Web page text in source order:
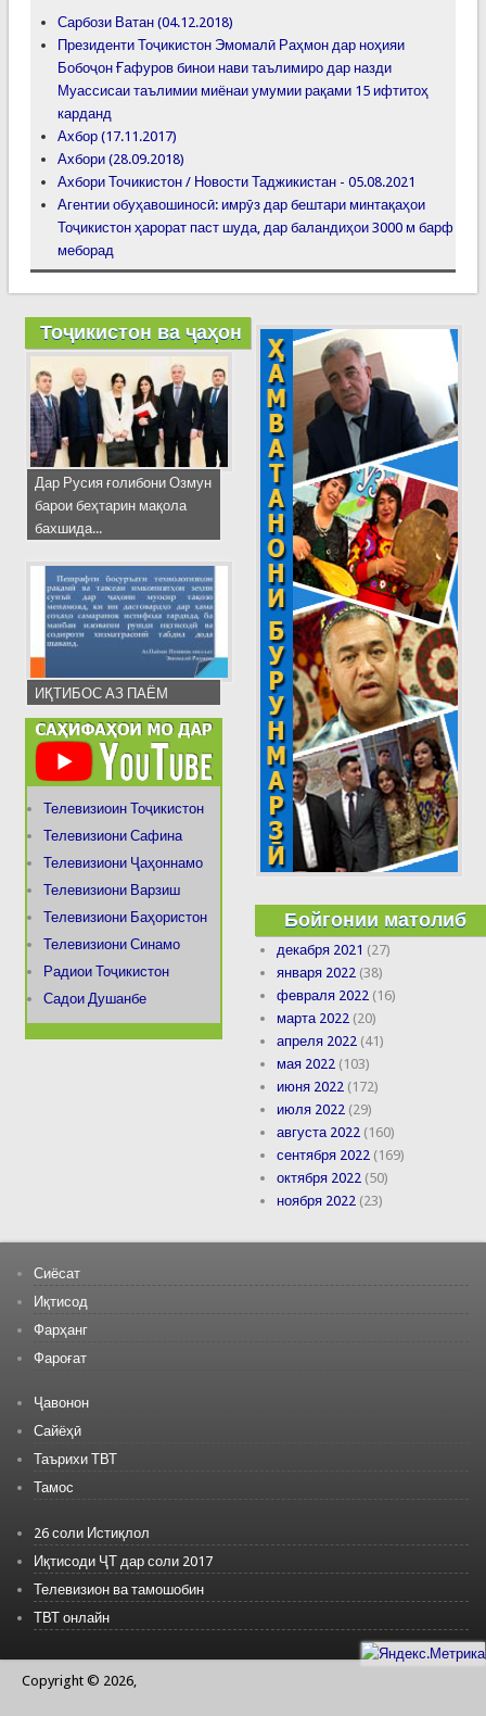
Сарбози Ватан (04.12.2018)
Президенти Тоҷикистон Эмомалӣ Раҳмон дар ноҳияи
Бобоҷон Ғафуров бинои нави таълимиро дар назди
Муассисаи таълимии миёнаи умумии рақами 15 ифтитоҳ
карданд
Ахбор (17.11.2017)
Ахбори (28.09.2018)
Ахбори Точикистон / Новости Таджикистан - 05.08.2021
Агентии обуҳавошиносӣ: имрӯз дар бештари минтақаҳои
Тоҷикистон ҳарорат паст шуда, дар баландиҳои 3000 м барф
меборад
Тоҷикистон ва ҷаҳон
Дар Русия ғолибони Озмун
барои беҳтарин мақола
бахшида...
ИҚТИБОС АЗ ПАЁМ
Телевизиоин Тоҷикистон
Телевизиони Сафина
Телевизиони Ҷаҳоннамо
Телевизиони Варзиш
Телевизиони Баҳористон
Телевизиони Синамо
Радиои Тоҷикистон
Садои Душанбе
Бойгонии матолиб
декабря 2021 (27)
января 2022 (38)
февраля 2022 (16)
марта 2022 (20)
апреля 2022 (41)
мая 2022 (103)
июня 2022 (172)
июля 2022 (29)
августа 2022 (160)
сентября 2022 (169)
октября 2022 (50)
ноября 2022 (23)
Сиёсат
Иқтисод
Фарҳанг
Фароғат
Ҷавонон
Сайёҳӣ
Таърихи ТВТ
Тамос
26 соли Истиқлол
Иқтисоди ҶТ дар соли 2017
Телевизион ва тамошобин
ТВТ онлайн
Copyright © 2026,